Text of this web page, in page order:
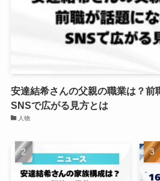
安達結希さんの父親の職業は？前
SNSで広がる見方とは
人物